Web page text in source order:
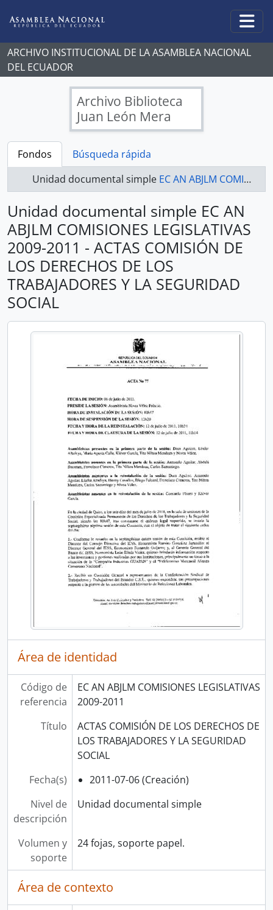
ARCHIVO INSTITUCIONAL DE LA ASAMBLEA NACIONAL
DEL ECUADOR
Archivo Biblioteca
Juan León Mera
Fondos
Búsqueda rápida
Unidad documental simple EC AN ABJLM COMISIONES LEGISLATIVAS 2009-2011 - ACTAS COMISIÓN DE LOS DERECHOS DE LOS TRABAJADORES Y LA SEGURIDAD SOCIAL
Unidad documental simple EC AN
ABJLM COMISIONES LEGISLATIVAS
2009-2011 - ACTAS COMISIÓN DE
LOS DERECHOS DE LOS
TRABAJADORES Y LA SEGURIDAD
SOCIAL
Área de identidad
Código de
referencia
EC AN ABJLM COMISIONES LEGISLATIVAS
2009-2011
Título
ACTAS COMISIÓN DE LOS DERECHOS DE
LOS TRABAJADORES Y LA SEGURIDAD
SOCIAL
Fecha(s)
2011-07-06 (Creación)
Nivel de
descripción
Unidad documental simple
Volumen y
soporte
24 fojas, soporte papel.
Área de contexto